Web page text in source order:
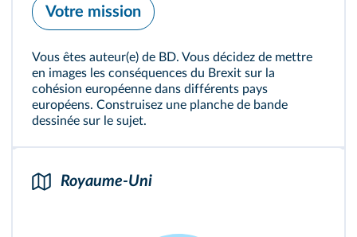
Votre mission
Vous êtes auteur(e) de BD. Vous décidez de mettre
en images les conséquences du Brexit sur la
cohésion européenne dans différents pays
européens. Construisez une planche de bande
dessinée sur le sujet.
Royaume-Uni